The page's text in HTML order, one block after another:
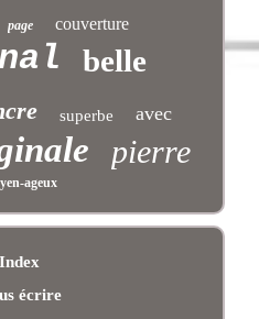
page couverture
belle
superbe avec
pierre
ageux
Index
écrire